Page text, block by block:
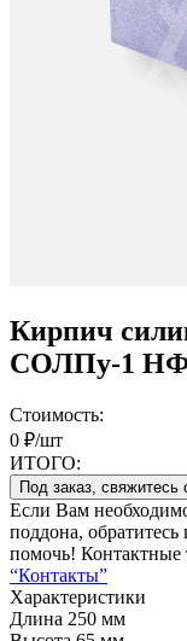
Кирпич
СОЛПу-1
Стоимость:
0 ₽/шт
ИТОГО:
Под заказ,
Если Вам
поддона,
помочь! Контактные
“Контакты”
Характеристики
Длина 250 мм